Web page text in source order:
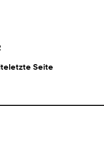
letzte Seite